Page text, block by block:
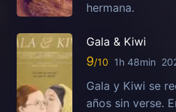
hermana.
Gala & Kiwi
9 1h 48min
Gala y Kiwi se
años sin verse.